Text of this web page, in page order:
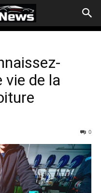
vie de la
0